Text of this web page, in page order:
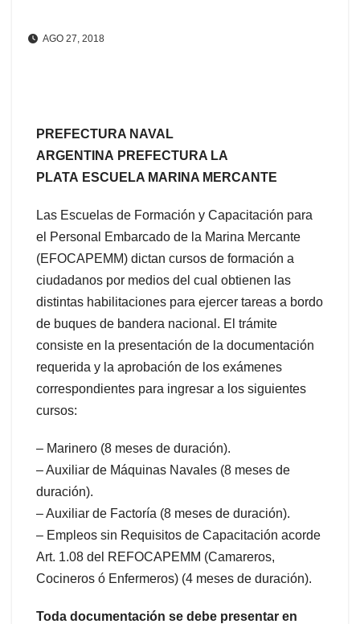
AGO 27, 2018
PREFECTURA NAVAL
ARGENTINA PREFECTURA LA
PLATA ESCUELA MARINA MERCANTE
Las Escuelas de Formación y Capacitación para
el Personal Embarcado de la Marina Mercante
(EFOCAPEMM) dictan cursos de formación a
ciudadanos por medios del cual obtienen las
distintas habilitaciones para ejercer tareas a bordo
de buques de bandera nacional. El trámite
consiste en la presentación de la documentación
requerida y la aprobación de los exámenes
correspondientes para ingresar a los siguientes
cursos:
– Marinero (8 meses de duración).
– Auxiliar de Máquinas Navales (8 meses de
duración).
– Auxiliar de Factorí­a (8 meses de duración).
– Empleos sin Requisitos de Capacitación acorde
Art. 1.08 del REFOCAPEMM (Camareros,
Cocineros ó Enfermeros) (4 meses de duración).
Toda documentación se debe presentar en